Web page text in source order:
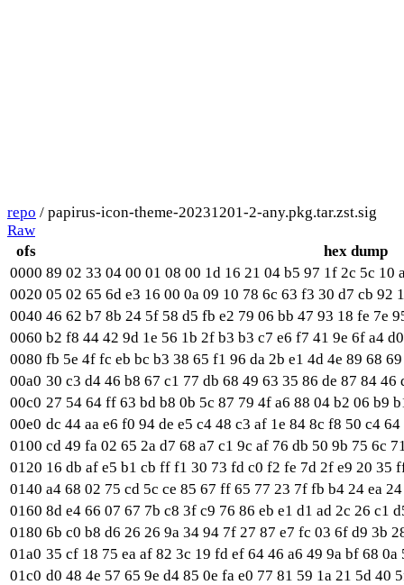
repo / papirus-icon-theme-20231201-2-any.pkg.tar.zst.sig
Raw
ofs
hex dump
0000 89 02 33 04 00 01 08 00 1d 16 21 04 b5 97 1f 2c 5c 10
0020 05 02 65 6d e3 16 00 0a 09 10 78 6c 63 f3 30 d7 cb 92
0040 46 62 b7 8b 24 5f 58 d5 fb e2 79 06 bb 47 93 18 fe 7e
0060 b2 f8 44 42 9d 1e 56 1b 2f b3 b3 c7 e6 f7 41 9e 6f a4
0080 fb 5e 4f fc eb bc b3 38 65 f1 96 da 2b e1 4d 4e 89 68
00a0 30 c3 d4 46 b8 67 c1 77 db 68 49 63 35 86 de 87 84
00c0 27 54 64 ff 63 bd b8 0b 5c 87 79 4f a6 88 04 b2 06 b9
00e0 dc 44 aa e6 f0 94 de e5 c4 48 c3 af 1e 84 8c f8 50 c4
0100 cd 49 fa 02 65 2a d7 68 a7 c1 9c af 76 db 50 9b 75 6c
0120 16 db af e5 b1 cb ff f1 30 73 fd c0 f2 fe 7d 2f e9 20 35
0140 a4 68 02 75 cd 5c ce 85 67 ff 65 77 23 7f fb b4 24 ea
0160 8d e4 66 07 67 7b c8 3f c9 76 86 eb e1 d1 ad 2c 26 c1
0180 6b c0 b8 d6 26 26 9a 34 94 7f 27 87 e7 fc 03 6f d9 3b
01a0 35 cf 18 75 ea af 82 3c 19 fd ef 64 46 a6 49 9a bf 68
01c0 d0 48 4e 57 65 9e d4 85 0e fa e0 77 81 59 1a 21 5d 40